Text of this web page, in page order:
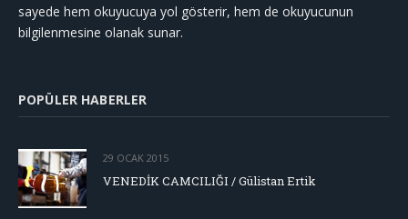
sayede hem okuyucuya yol gösterir, hem de okuyucunun
bilgilenmesine olanak sunar.
POPÜLER HABERLER
29 OCAK 2015
VENEDİK CAMCILIĞI / Gülistan Ertik